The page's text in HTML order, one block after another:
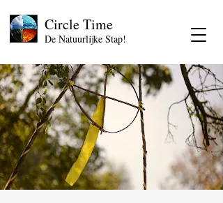
Circle Time
De Natuurlijke Stap!